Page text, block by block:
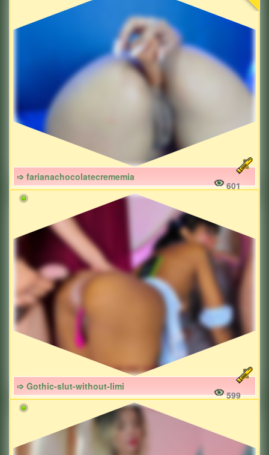
➩ farianachocolatecrememia
601
➩ Gothic-slut-without-limi
599